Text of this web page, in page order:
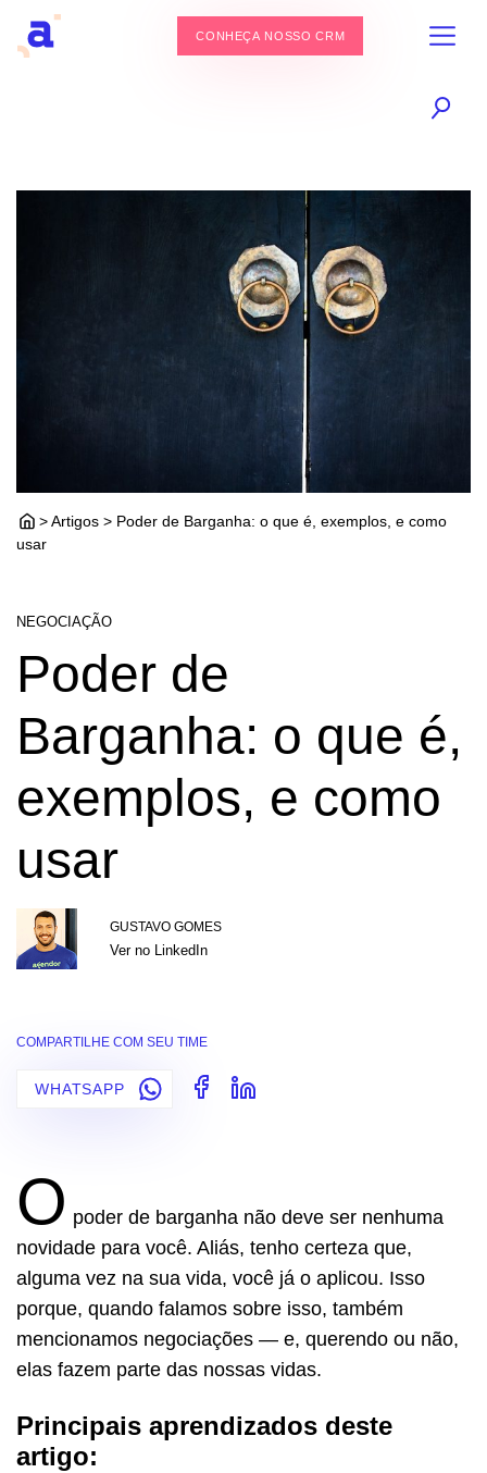
CONHEÇA NOSSO CRM
> Artigos > Poder de Barganha: o que é, exemplos, e como
usar
NEGOCIAÇÃO
Poder de
Barganha: o que é,
exemplos, e como
usar
GUSTAVO GOMES
Ver no LinkedIn
COMPARTILHE COM SEU TIME
WHATSAPP
O poder de barganha não deve ser nenhuma
novidade para você. Aliás, tenho certeza que,
alguma vez na sua vida, você já o aplicou. Isso
porque, quando falamos sobre isso, também
mencionamos negociações — e, querendo ou não,
elas fazem parte das nossas vidas.
Principais aprendizados deste
artigo: